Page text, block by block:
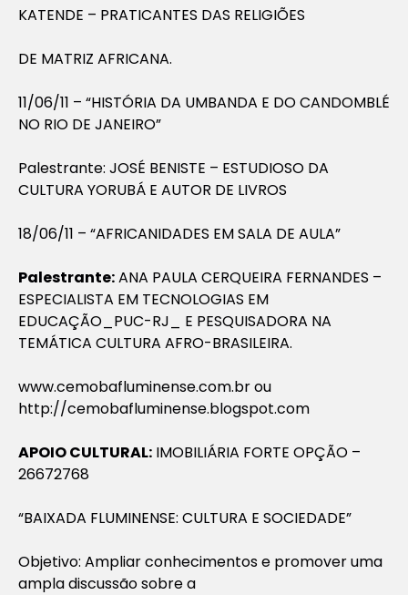
KATENDE – PRATICANTES DAS RELIGIÕES
DE MATRIZ AFRICANA.
11/06/11 – “HISTÓRIA DA UMBANDA E DO CANDOMBLÉ
NO RIO DE JANEIRO”
Palestrante: JOSÉ BENISTE – ESTUDIOSO DA
CULTURA YORUBÁ E AUTOR DE LIVROS
18/06/11 – “AFRICANIDADES EM SALA DE AULA”
Palestrante:ANA PAULA CERQUEIRA FERNANDES –
ESPECIALISTA EM TECNOLOGIAS EM
EDUCAÇÃO_PUC-RJ_ E PESQUISADORA NA
TEMÁTICA CULTURA AFRO-BRASILEIRA.
www.cemobafluminense.com.br ou
http://cemobafluminense.blogspot.com
APOIO CULTURAL: IMOBILIÁRIA FORTE OPÇÃO –
26672768
“BAIXADA FLUMINENSE: CULTURA E SOCIEDADE”
Objetivo: Ampliar conhecimentos e promover uma
ampla discussão sobre a